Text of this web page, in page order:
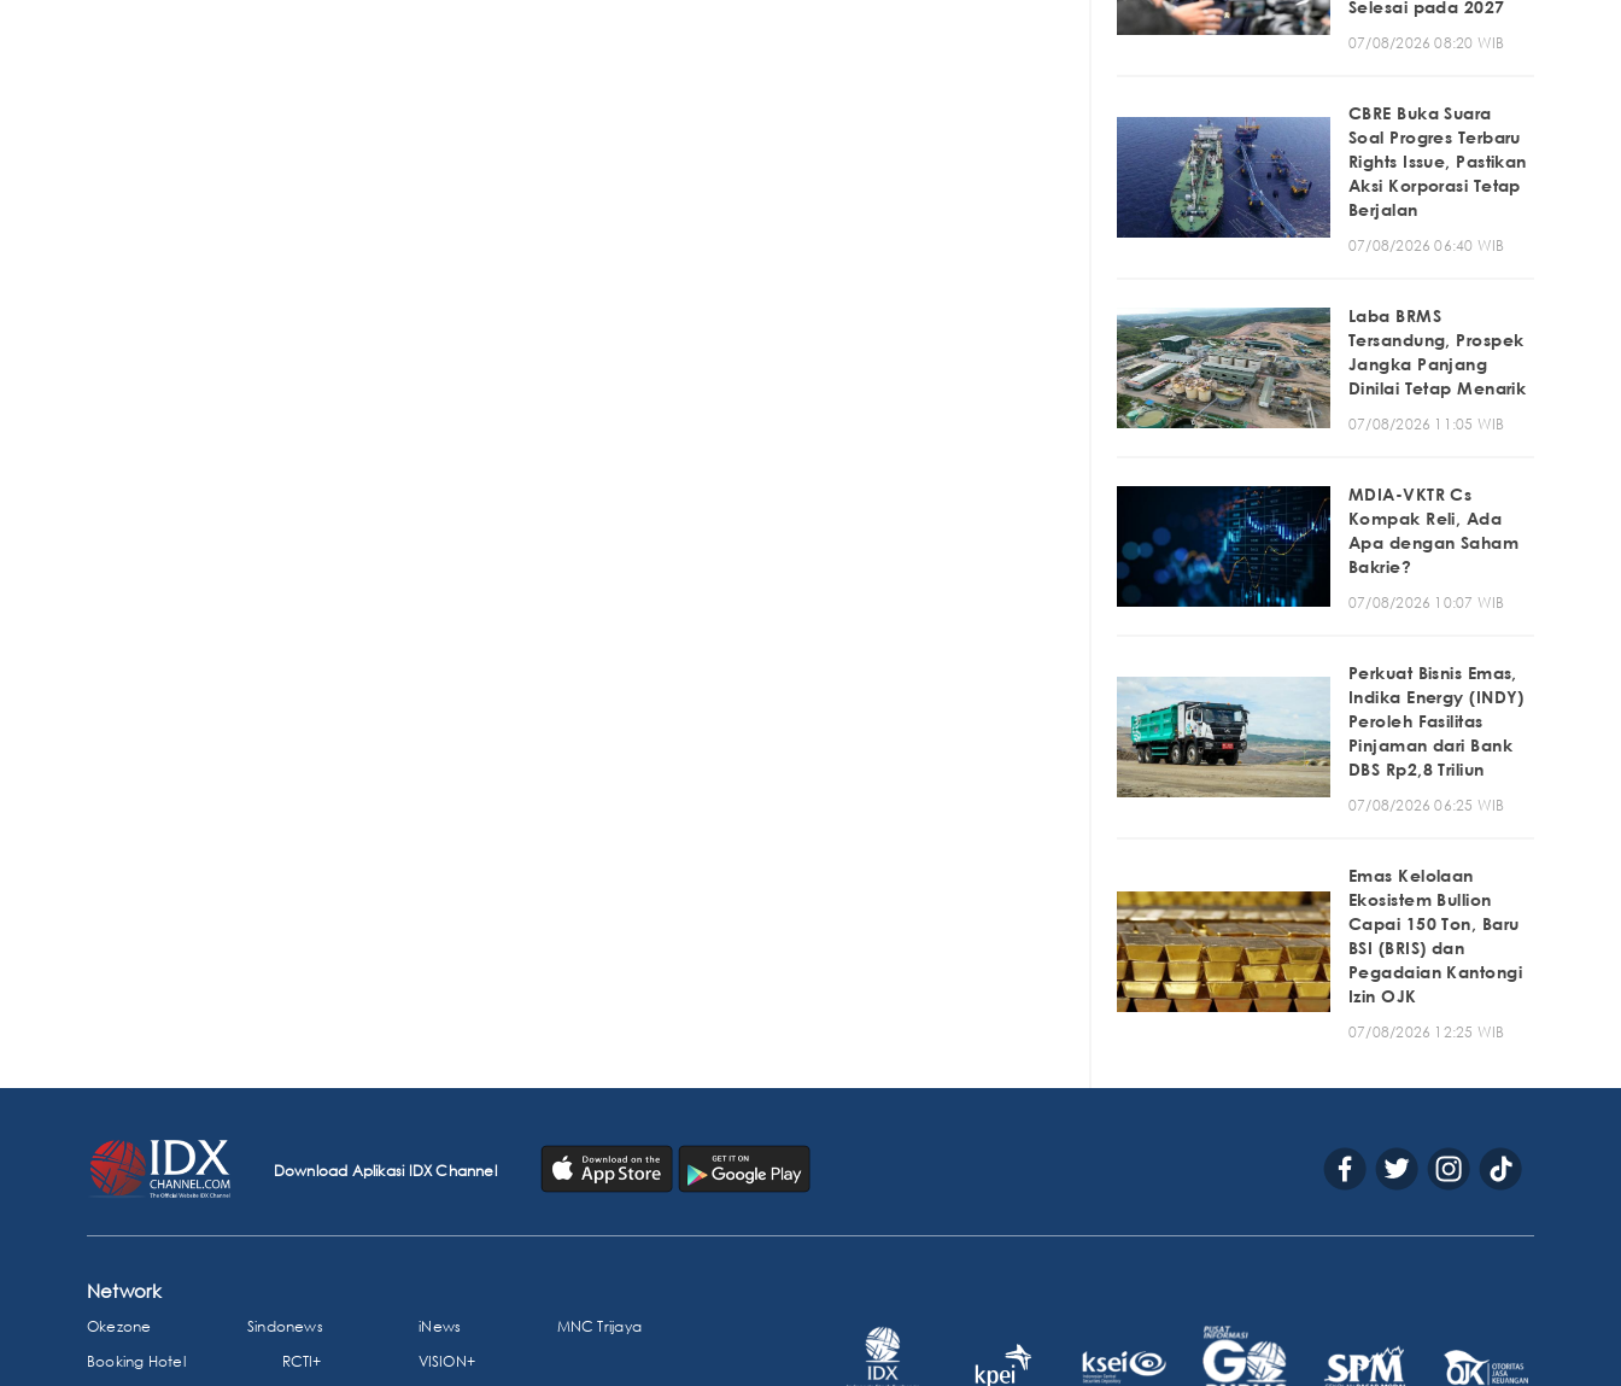
Selesai pada 2027
07/08/2026 08:20 WIB
CBRE Buka Suara
Soal Progres Terbaru
Rights Issue, Pastikan
Aksi Korporasi Tetap
Berjalan
07/08/2026 06:40 WIB
Laba BRMS
Tersandung, Prospek
Jangka Panjang
Dinilai Tetap Menarik
07/08/2026 11:05 WIB
MDIA-VKTR Cs
Kompak Reli, Ada
Apa dengan Saham
Bakrie?
07/08/2026 10:07 WIB
Perkuat Bisnis Emas,
Indika Energy (INDY)
Peroleh Fasilitas
Pinjaman dari Bank
DBS Rp2,8 Triliun
07/08/2026 06:25 WIB
Emas Kelolaan
Ekosistem Bullion
Capai 150 Ton, Baru
BSI (BRIS) dan
Pegadaian Kantongi
Izin OJK
07/08/2026 12:25 WIB
Download Aplikasi IDX Channel
Network
Okezone Sindonews iNews
MNC Trijaya
Booking Hotel
RCTI+ VISION+